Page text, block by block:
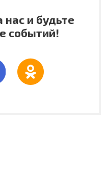
и будьте
событий!